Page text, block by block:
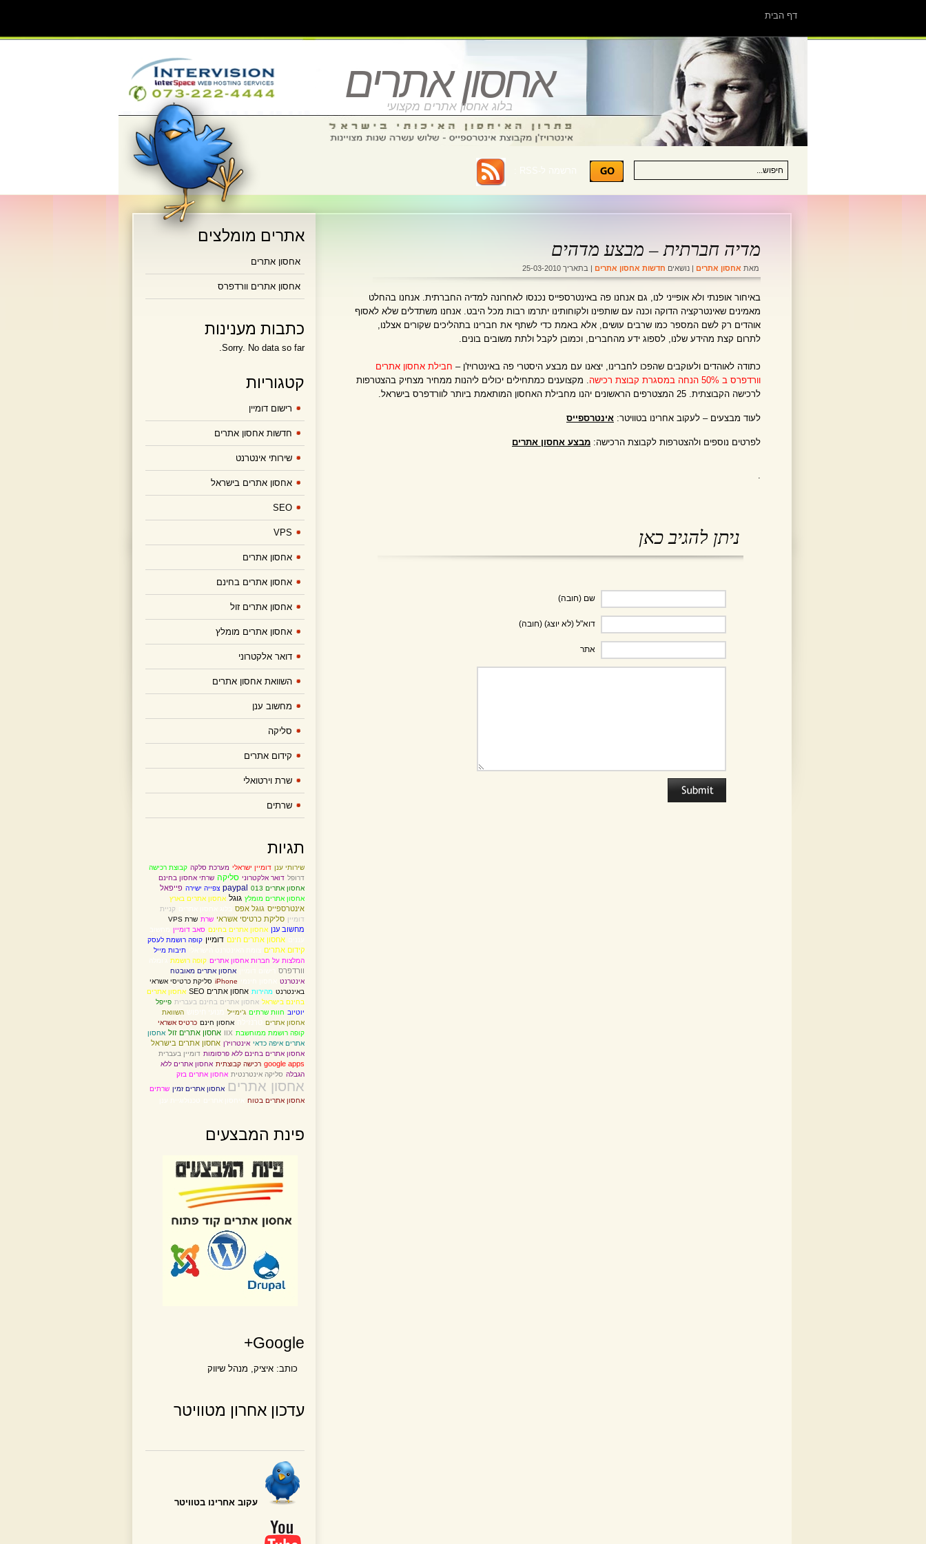
דף הבית
אחסון אתרים
בלוג אחסון אתרים מקצועי
מדיה חברתית – מבצע מדהים
מאת אחסון אתרים | נושאים חדשות אחסון אתרים | בתאריך 25-03-2010
באיחור אופנתי ולא אופייני לנו, גם אנחנו פה באינטרספייס נכנסו לאחרונה למדיה החברתית. אנחנו בהחלט
מאמינים שאינטרקציה הדוקה וכנה עם שותפינו ולקוחותינו יתרמו רבות מכל היבט. אנחנו משתדלים שלא לאסוף
אוהדים רק לשם המספר כמו שרבים עושים, אלא באמת כדי לשתף את חברינו בתהליכים שקורים אצלנו,
לתרום קצת מהידע שלנו, לספוג ידע מהחברים, וכמובן לקבל ולתת משובים בונים.
כתודה לאוהדים ולעוקבים שהפכו לחברינו, יצאנו עם מבצע היסטרי פה באינטרויז'ן – חבילת אחסון אתרים
וורדפרס ב 50% הנחה במסגרת קבוצת רכישה
. מקצוענים כמתחילים יכולים ליהנות ממחיר מצחיק בהצטרפות
לרכישה הקבוצתית. 25 המצטרפים הראשונים יהנו מחבילת האחסון המותאמת ביותר לוורדפרס בישראל.
לעוד מבצעים – לעקוב אחרינו בטוויטר: אינטרספייס
לפרטים נוספים ולהצטרפות לקבוצת הרכישה: מבצע אחסון אתרים
.
ניתן להגיב כאן
שם (חובה)
דוא"ל (לא יוצג) (חובה)
אתר
אתרים מומלצים
אחסון אתרים
אחסון אתרים וורדפרס
כתבות מענינות
Sorry. No data so far.
קטגוריות
רישום דומיין
חדשות אחסון אתרים
שירותי אינטרנט
אחסון אתרים בישראל
SEO
VPS
אחסון אתרים
אחסון אתרים בחינם
אחסון אתרים זול
אחסון אתרים מומלץ
דואר אלקטרוני
השוואת אחסון אתרים
מחשוב ענן
סליקה
קידום אתרים
שרת וירטואלי
שרתים
תגיות
שירותי ענן דומיין ישראלי מערכת סלקה קבוצת רכישה
דרופל דואר אלקטרוני סליקה שרתי אחסון בחינם
אחסון אתרים 013
paypal צפייה ישירה פייפאל
אחסון אתרים מומלץ גוגל אחסון אתרים בארץ
אינטרספייס גוגל אפס
קניית
דומיין סליקת כרטיסי אשראי שרת שרת VPS
מחשוב ענן אחסון אתרים בחינם סאב דומיין
אחסון אתרים חינם דומיין קופה רושמת לעסק
קידום אתרים
תיבות מייל
המלצות על חברות אחסון אתרים קופה רושמת
וורדפרס
אחסון אתרים מאובטח
אינטרנט
iPhone סליקת כרטיסי אשראי
באינטרנט מהירות אחסון אתרים SEO
אחסון אתרים
בחינם בישראל אחסון אתרים בחינם בעברית פייפל
יוטיוב חוות שרתים ג'ימייל
השוואת
אחסון אתרים
אחסון חינם כרטיס אשראי
קופה רושמת ממוחשבת IIX אחסון אתרים זול אחסון
אתרים איפה כדאי אינטרויז'ן אחסון אתרים בישראל
אחסון אתרים בחינם ללא פרסומות דומיין בעברית
google apps רכישה קבוצתית אחסון אתרים ללא
הגבלה סליקה אינטרנטית אחסון אתרים בזק
אחסון אתרים אחסון אתרים זמין שרתים
אחסון אתרים בטוח
פינת המבצעים
Google+
כותב: איציק, מנהל שיווק
עדכון אחרון מטוויטר
עקוב אחרינו בטוויטר